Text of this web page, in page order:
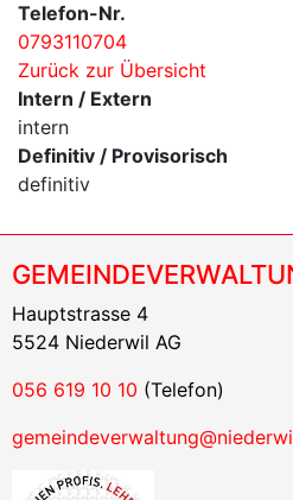
Telefon-Nr.
0793110704
Zurück zur Übersicht
Intern / Extern
intern
Definitiv / Provisorisch
definitiv
Hauptstrasse 4
5524 Niederwil AG
056 619 10 10 (Telefon)